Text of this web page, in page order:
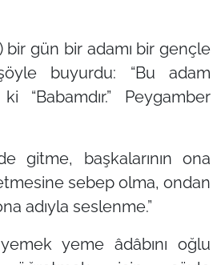
bir gün bir adamı bir gençle
buyurdu: “Bu adam
“Babamdır.” Peygamber
gitme, başkalarının ona
etmesine sebep olma, ondan
adıyla seslenme.”
yeme âdâbını oğlu